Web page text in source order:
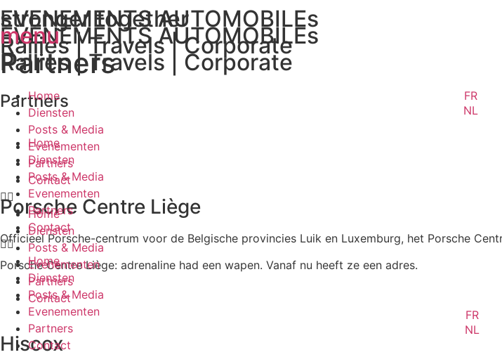
Spring
naar
de
inhoud
EVENEMENTS AUTOMOBILEs
Rallies | Travels | Corporate
Home
Diensten
Posts & Media
Evenementen
Partners
Contact
Home
Diensten
Posts & Media
Evenementen
Partners
Contact
FR
NL
EVENEMENTS AUTOMOBILEs
Rallies | Travels | Corporate
FR
NL
Home
Diensten
Posts & Media
Evenementen
Partners
Contact
Home
Diensten
Posts & Media
Evenementen
Partners
Contact
menu
stronger together
Partners
Partners
Porsche Centre Liège
Officieel Porsche-centrum voor de Belgische provincies Luik en Luxemburg, het Porsche
Porsche Centre Liège: adrenaline had een wapen. Vanaf nu heeft ze een adres.
Hiscox